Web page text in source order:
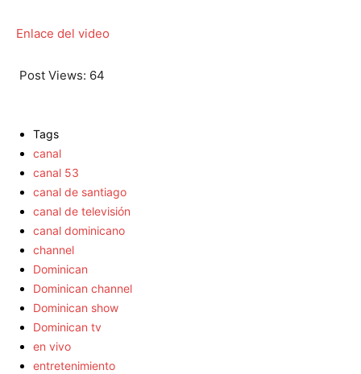
Enlace del video
Post Views: 64
Tags
canal
canal 53
canal de santiago
canal de televisión
canal dominicano
channel
Dominican
Dominican channel
Dominican show
Dominican tv
en vivo
entretenimiento